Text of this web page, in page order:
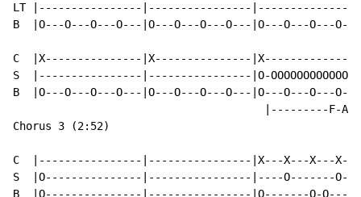
LT |----------------|----------------|----------------
B  |O---O---O---O---|O---O---O---O---|O---O---O---
C  |X---------------|X---------------
S  |----------------|----------------|O-
B  |O---O---O---O---|O---O---O---O---|O---O---O---
|---------F-A-
Chorus 3 (2:52)
C  |----------------|----------------|X---X---X---X---
S  |O---------------|----------------|----O-------
B  |O---------------|----------------|O-------O-O---O-